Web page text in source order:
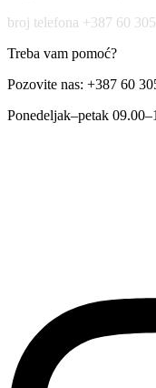
broj telefona +387 60
Treba vam pomoć?
Pozovite nas: +387 60
Ponedeljak–petak